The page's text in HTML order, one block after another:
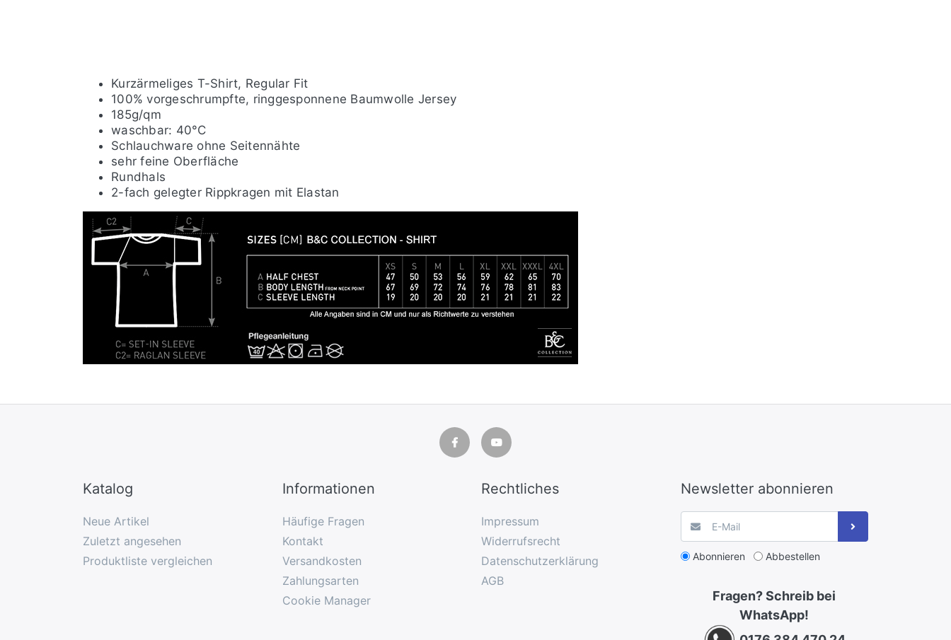
Kurzärmeliges T-Shirt, Regular Fit
100% vorgeschrumpfte, ringgesponnene Baumwolle Jersey
185g/qm
waschbar: 40°C
Schlauchware ohne Seitennähte
sehr feine Oberfläche
Rundhals
2-fach gelegter Rippkragen mit Elastan
Katalog
Neue Artikel
Zuletzt angesehen
Produktliste vergleichen
Informationen
Häufige Fragen
Kontakt
Versandkosten
Zahlungsarten
Cookie Manager
Rechtliches
Impressum
Widerrufsrecht
Datenschutzerklärung
AGB
Newsletter abonnieren
Abonnieren Abbestellen
Fragen? Schreib bei
WhatsApp!